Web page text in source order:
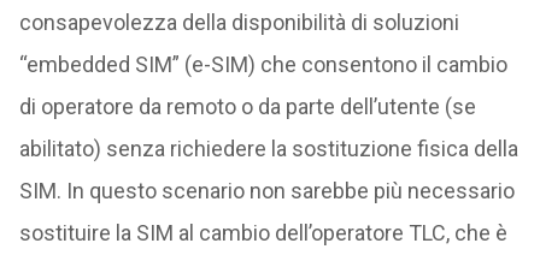
consapevolezza della disponibilità di soluzioni
“embedded SIM” (e-SIM) che consentono il cambio
di operatore da remoto o da parte dell’utente (se
abilitato) senza richiedere la sostituzione fisica della
SIM. In questo scenario non sarebbe più necessario
sostituire la SIM al cambio dell’operatore TLC, che è